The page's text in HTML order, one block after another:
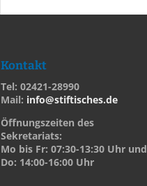
Kontakt
Tel: 02421-28990
Mail: info@stiftisches.de
Öffnungszeiten des
Sekretariats:
Mo bis Fr: 07:30-13:30 Uhr und
Do: 14:00-16:00 Uhr